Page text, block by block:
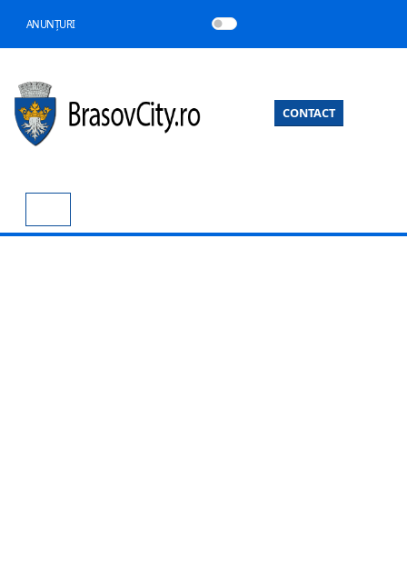
ANUNȚURI
CONTACT